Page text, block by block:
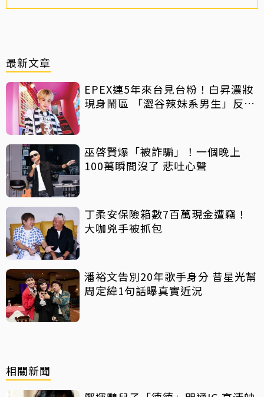
最新文章
EPEX連5年來台見台粉！白昇濃妝
現身鬧區 「澀谷辣妹系男生」反差
巫啓賢爆「被詐騙」！一個晚上
100萬瞬間沒了 悲吐心聲
丁柔安保險箱數7百萬現金遭竊！
大咖兇手被抓包
潘裕文告別20年歌手身分 昔星光幫
周定緯1句話曝真實近況
相關新聞